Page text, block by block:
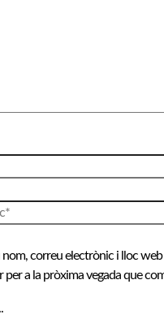
nom, correu electrònic i lloc
per a la pròxima vegada que